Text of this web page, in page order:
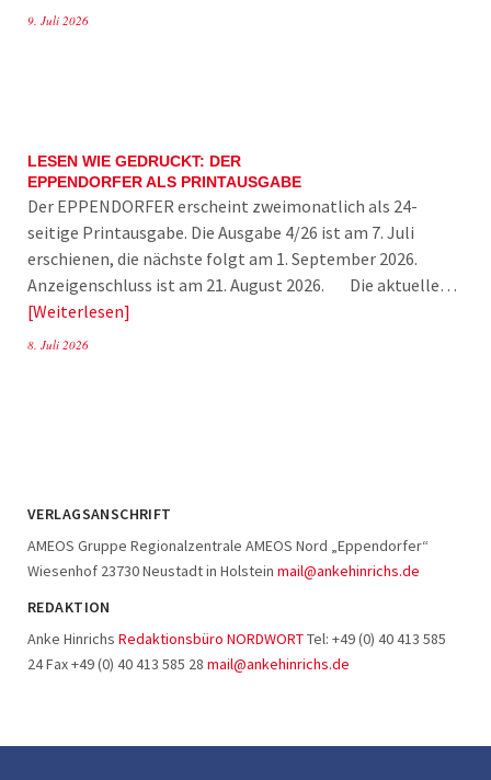
9. Juli 2026
LESEN WIE GEDRUCKT: DER
EPPENDORFER ALS PRINTAUSGABE
Der EPPENDORFER erscheint zweimonatlich als 24-
seitige Printausgabe. Die Ausgabe 4/26 ist am 7. Juli
erschienen, die nächste folgt am 1. September 2026.
Anzeigenschluss ist am 21. August 2026. Die aktuelle…
Weiterlesen
8. Juli 2026
VERLAGSANSCHRIFT
AMEOS Gruppe Regionalzentrale AMEOS Nord „Eppendorfer“
Wiesenhof 23730 Neustadt in Holstein mail@ankehinrichs.de
REDAKTION
Anke Hinrichs Redaktionsbüro NORDWORTTel: +49 (0) 40 413 585
24 Fax +49 (0) 40 413 585 28 mail@ankehinrichs.de